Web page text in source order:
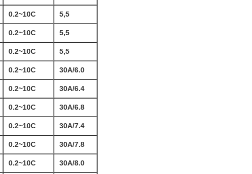
0.2~10C 5,5
0.2~10C 5,5
0.2~10C 5,5
0.2~10C 30A/6.0
0.2~10C 30A/6.4
0.2~10C 30A/6.8
0.2~10C 30A/7.4
0.2~10C 30A/7.8
0.2~10C 30A/8.0